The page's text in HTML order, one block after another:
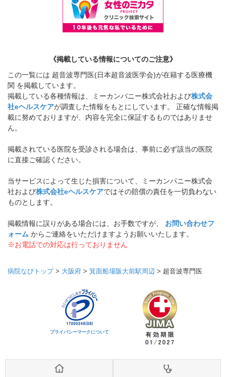
《掲載している情報についてのご注意》
この一覧には 超音波専門医(日本超音波医学会)が在籍する医療機
関 を掲載しています。
掲載している各種情報は、ミーカンパニー株式会社および株式会
社eヘルスケアが調査した情報をもとにしています。 正確な情報掲
載に努めておりますが、内容を完全に保証するものではありませ
ん。
掲載されている医院を受診される場合は、事前に必ず該当の医院
に直接ご確認ください。
当サービスによって生じた損害について、ミーカンパニー株式会
社および株式会社eヘルスケアではその賠償の責任を一切負わない
ものとします。
掲載情報に誤りがある場合には、お手数ですが、 お問い合わせフ
ォーム からご連絡をいただけますようお願いいたします。
※お電話での対応は行っておりません
病院なびトップ> 大阪府 > 箕面船場阪大前駅周辺 > 超音波専門医
プライバシーマークについて